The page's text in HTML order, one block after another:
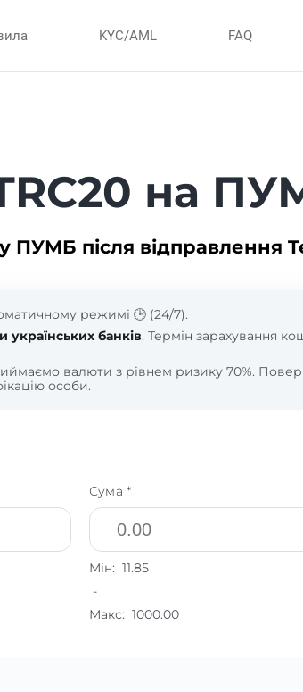
KYC/AML FAQ
на
ПУМБ після відправлення
режимі 🕒 (24/7).
українських банків. Термін зарахування
валюти з рівнем ризику 70%.
особи.
Сума *
Мін: 11.85
-
Макс: 1000.00